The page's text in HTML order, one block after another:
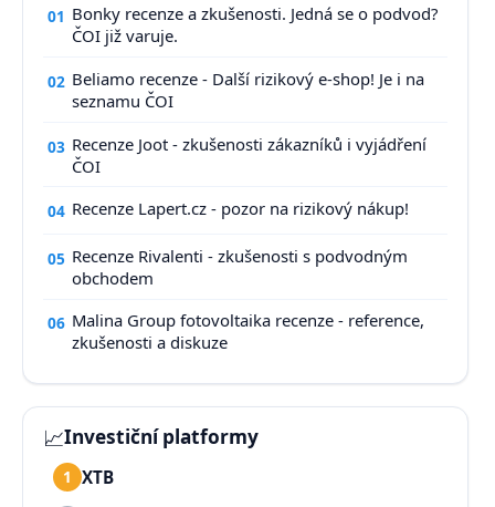
01 Bonky recenze a zkušenosti. Jedná se o podvod?
ČOI již varuje.
02 Beliamo recenze - Další rizikový e-shop! Je i na
seznamu ČOI
03 Recenze Joot - zkušenosti zákazníků i vyjádření
ČOI
04 Recenze Lapert.cz - pozor na rizikový nákup!
05 Recenze Rivalenti - zkušenosti s podvodným
obchodem
06 Malina Group fotovoltaika recenze - reference,
zkušenosti a diskuze
📈Investiční platformy
1 XTB